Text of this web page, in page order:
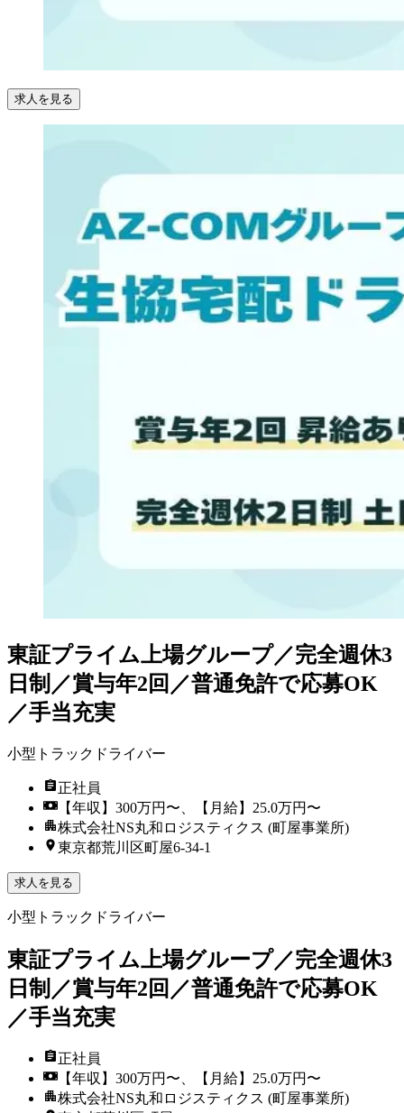
求人を見る
東証プライム上場グループ／完全週休3
日制／賞与年2回／普通免許で応募OK
／手当充実
小型トラックドライバー
正社員
【年収】300万円〜、【月給】25.0万円〜
株式会社NS丸和ロジスティクス (町屋事業所)
東京都荒川区町屋6-34-1
求人を見る
小型トラックドライバー
東証プライム上場グループ／完全週休3
日制／賞与年2回／普通免許で応募OK
／手当充実
正社員
【年収】300万円〜、【月給】25.0万円〜
株式会社NS丸和ロジスティクス (町屋事業所)